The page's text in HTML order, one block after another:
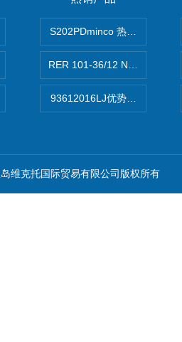
S202PDminco 热电阻
RER 101-36/12 NHH离心
93612016LJ优势供应美国
维克托国际贸易有限公司版权所有